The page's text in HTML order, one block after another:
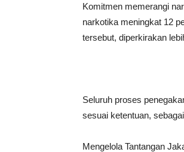
Komitmen memerangi
narkotika meningkat 12
tersebut, diperkirakan
Seluruh proses
sesuai ketentuan,
Mengelola Tantangan